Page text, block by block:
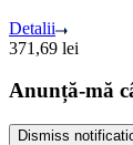
Detalii
371,69 lei
Anunță-mă
Dismiss